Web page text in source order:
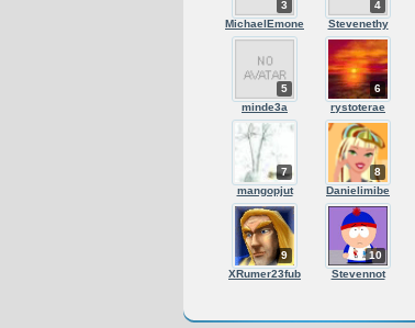
3
MichaelEmone
4
Stevenethy
5
minde3a
6
rystoterae
7
mangopjut
8
Danielimibe
9
XRumer23fub
10
Stevennot